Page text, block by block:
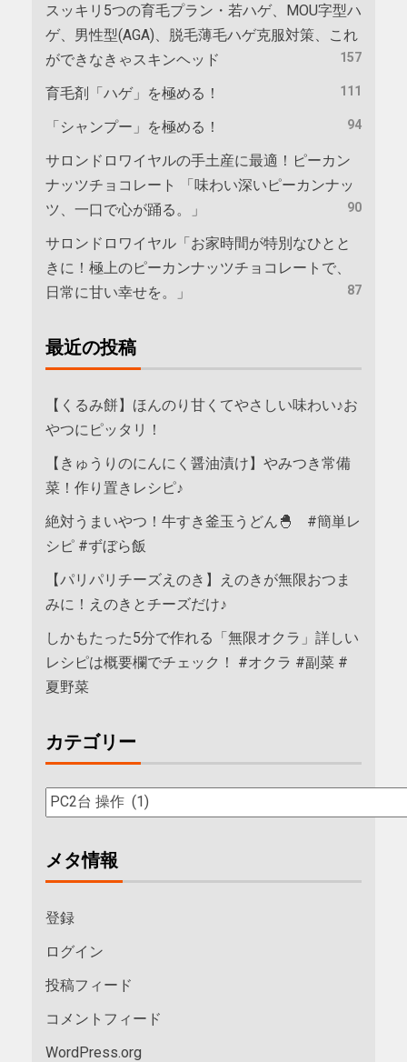
スッキリ5つの育毛プラン・若ハゲ、MOU字型ハ
ゲ、男性型(AGA)、脱毛薄毛ハゲ克服対策、これ
ができなきゃスキンヘッド
157
育毛剤「ハゲ」を極める！ 111
「シャンプー」を極める！ 94
サロンドロワイヤルの手土産に最適！ピーカン
ナッツチョコレート 「味わい深いピーカンナッ
ツ、一口で心が踊る。」
90
サロンドロワイヤル「お家時間が特別なひとと
きに！極上のピーカンナッツチョコレートで、
日常に甘い幸せを。」
87
最近の投稿
【くるみ餅】ほんのり甘くてやさしい味わい♪お
やつにピッタリ！
【きゅうりのにんにく醤油漬け】やみつき常備
菜！作り置きレシピ♪
絶対うまいやつ！牛すき釜玉うどん🐣 #簡単レ
シピ #ずぼら飯
【パリパリチーズえのき】えのきが無限おつま
みに！えのきとチーズだけ♪
しかもたった5分で作れる「無限オクラ」詳しい
レシピは概要欄でチェック！ #オクラ #副菜 #
夏野菜
カテゴリー
メタ情報
登録
ログイン
投稿フィード
コメントフィード
WordPress.org